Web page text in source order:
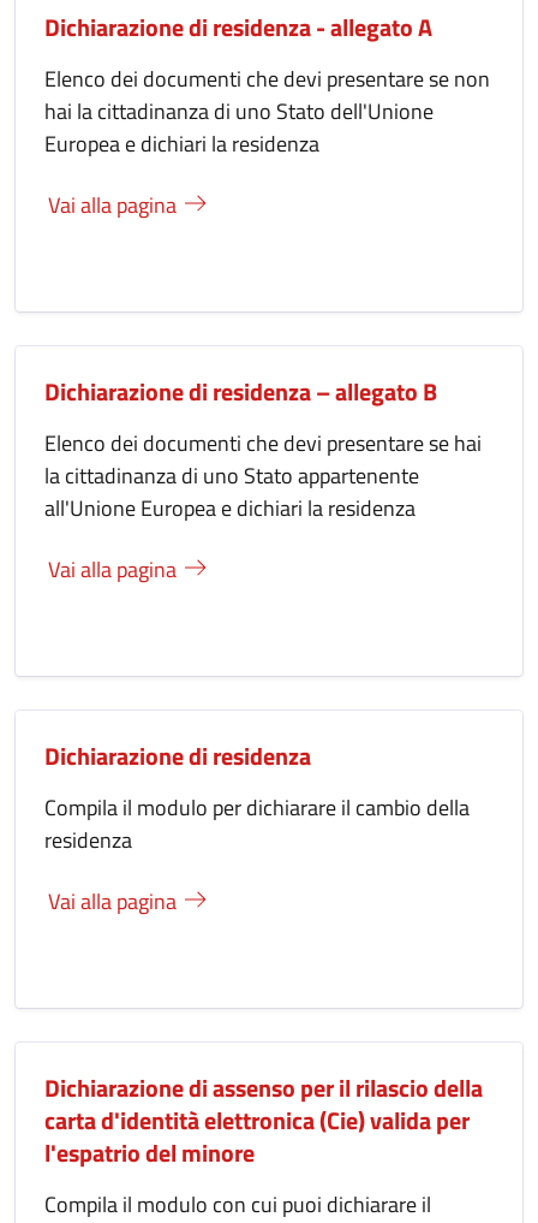
Dichiarazione di residenza - allegato A
Elenco dei documenti che devi presentare se non
hai la cittadinanza di uno Stato dell'Unione
Europea e dichiari la residenza
Vai alla pagina
Dichiarazione di residenza – allegato B
Elenco dei documenti che devi presentare se hai
la cittadinanza di uno Stato appartenente
all'Unione Europea e dichiari la residenza
Vai alla pagina
Dichiarazione di residenza
Compila il modulo per dichiarare il cambio della
residenza
Vai alla pagina
Dichiarazione di assenso per il rilascio della
carta d'identità elettronica (Cie) valida per
l'espatrio del minore
Compila il modulo con cui puoi dichiarare il